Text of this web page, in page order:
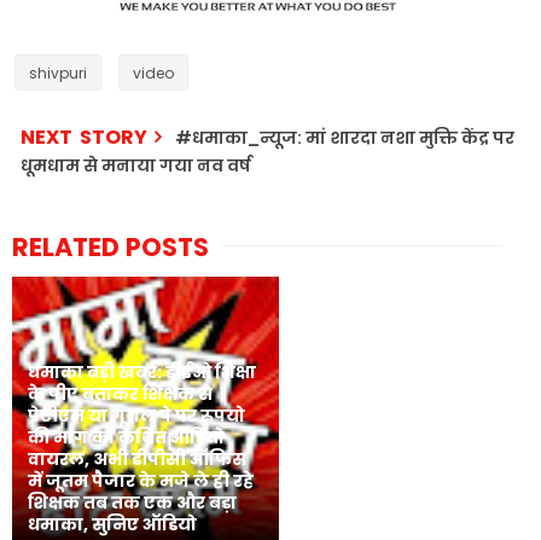
shivpuri video
NEXT STORY
#धमाका_न्यूज: मां शारदा नशा मुक्ति केंद्र पर
धूमधाम से मनाया गया नव वर्ष
RELATED POSTS
धमाका बड़ी खबर: डीईओ शिक्षा
के पीए बताकर शिक्षक से
पेटीएम या गूगल पे पर रूपयो
की मांग का कथित ऑडियो
वायरल, अभी डीपीसी ऑफिस
में जूतम पैजार के मजे ले ही रहे
शिक्षक तब तक एक और बड़ा
धमाका, सुनिए ऑडियो